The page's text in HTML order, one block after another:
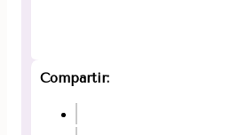
Compartir: